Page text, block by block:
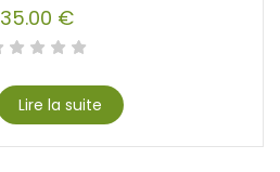
35.00 €
Lire la suite